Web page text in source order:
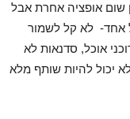
שום אופציה אחרת אבל
אחד- לא קל לשמור
אוכל, סדנאות לא
יכול להיות שותף מלא